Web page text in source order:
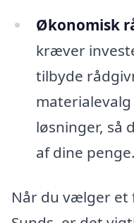
Økonomisk
kræver
tilbyde
løsninger, så
af dine penge.
Når du vælger et